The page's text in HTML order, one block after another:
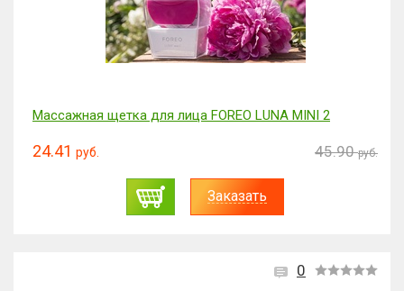
Массажная щетка для лица FOREO LUNA MINI 2
24.41 руб. 45.90 руб.
Заказать
0